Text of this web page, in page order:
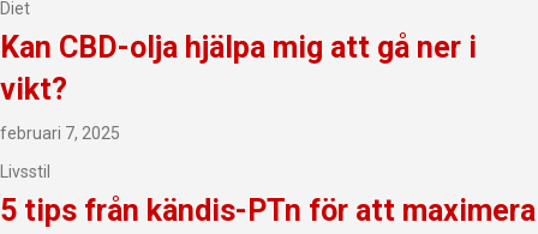
Diet
Kan CBD-olja hjälpa mig att gå ner i
vikt?
februari 7, 2025
Livsstil
5 tips från kändis-PTn för att maximera